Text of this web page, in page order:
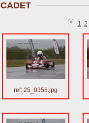
CADET
1 2
ref: 25_0358.jpg